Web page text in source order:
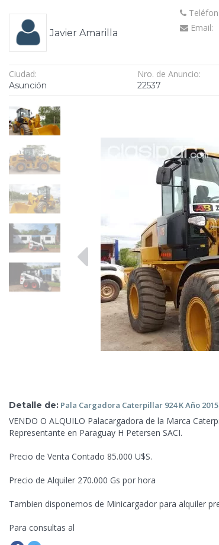
Javier Amarilla
Email:
Ciudad:
Asunción
Nro. de Anuncio:
22537
Detalle de: Pala Cargadora Caterpillar 924 K Año
VENDO O ALQUILO Palacargadora de la Marca
Representante en Paraguay H Petersen SACI.
Precio de Venta Contado 85.000 U$S.
Precio de Alquiler 270.000 Gs por hora
Tambien disponemos de Minicargador para alquiler
Para consultas al